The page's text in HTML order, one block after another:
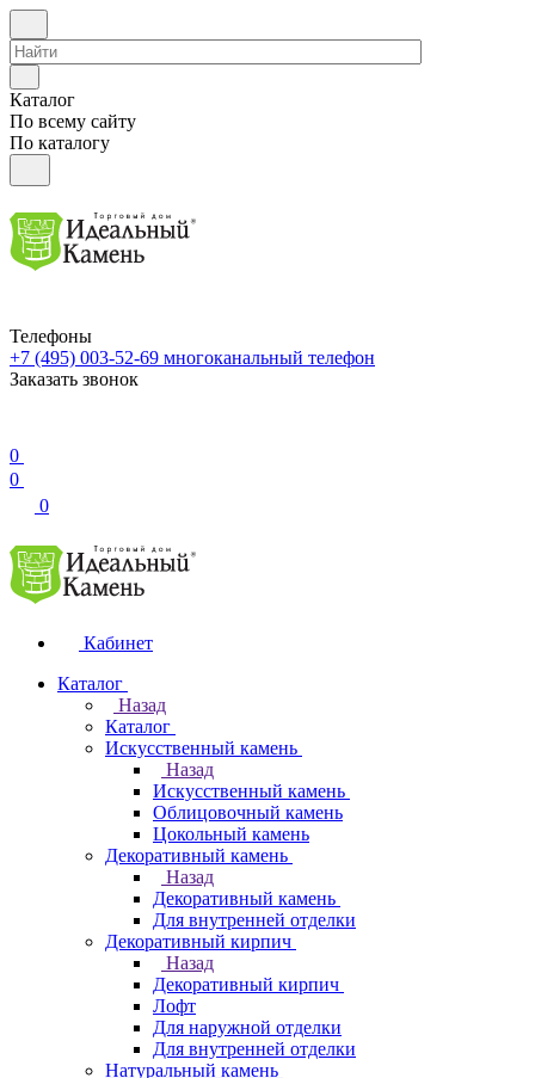
Каталог
По всему сайту
По каталогу
Телефоны
+7 (495) 003-52-69 многоканальный телефон
Заказать звонок
0
0
0
Кабинет
Каталог
Назад
Каталог
Искусственный камень
Назад
Искусственный камень
Облицовочный камень
Цокольный камень
Декоративный камень
Назад
Декоративный камень
Для внутренней отделки
Декоративный кирпич
Назад
Декоративный кирпич
Лофт
Для наружной отделки
Для внутренней отделки
Натуральный камень